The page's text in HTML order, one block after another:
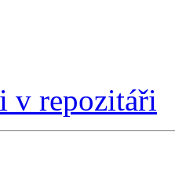
v repozitáři